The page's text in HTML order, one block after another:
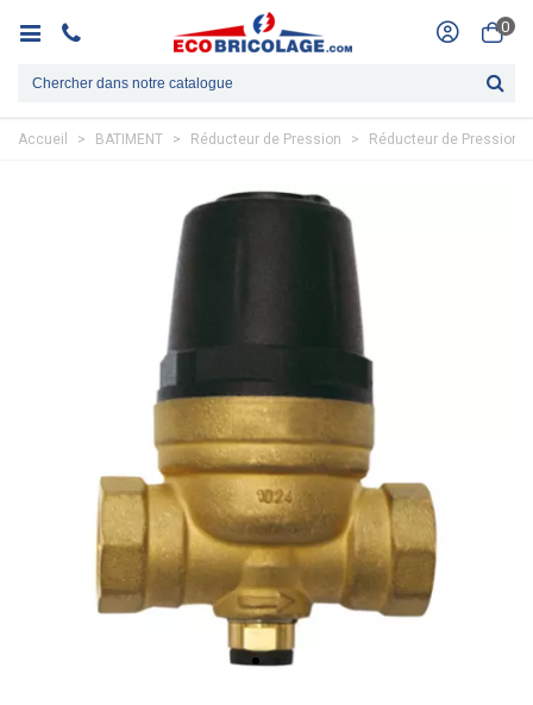
0
Accueil > BATIMENT > Réducteur de Pression > Réducteur de Pression